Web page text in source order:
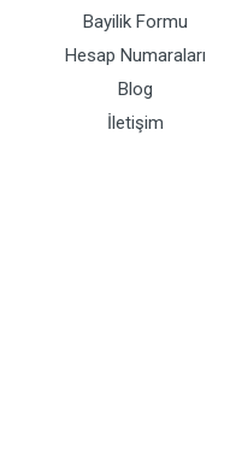
Bayilik Formu
Hesap Numaraları
Blog
İletişim